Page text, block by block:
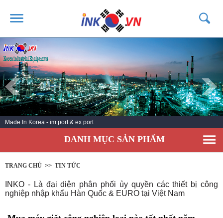
TRANG CHỦ
GIỚI THIỆU
SẢN PHẨM
DỊCH VỤ
TIN TỨC
KHÁCH HÀNG
Made In Korea - im port & ex port
DANH MỤC SẢN PHẨM
TRANG CHỦ >> TIN TỨC
INKO - Là đại diện phân phối ủy quyền các thiết bị công
nghiệp nhập khẩu Hàn Quốc & EURO tại Việt Nam